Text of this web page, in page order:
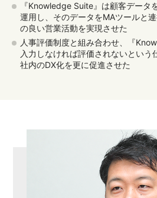
『Knowledge Suite』は顧客データ
運用し、そのデータをMAツールと
の良い営業活動を実現させた
人事評価制度と組み合わせ、『
入力しなければ評価されないという
社内のDX化を更に促進させた